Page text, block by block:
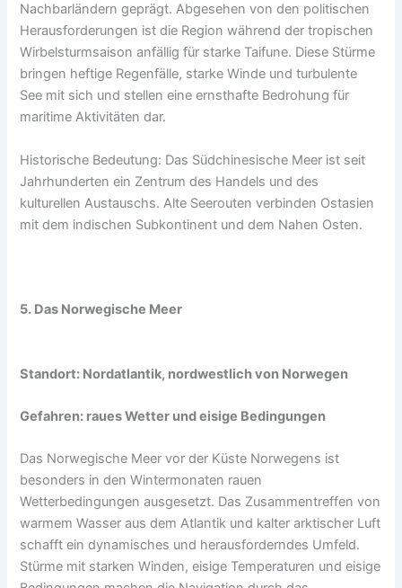
Nachbarländern geprägt. Abgesehen von den politischen
Herausforderungen ist die Region während der tropischen
Wirbelsturmsaison anfällig für starke Taifune. Diese Stürme
bringen heftige Regenfälle, starke Winde und turbulente
See mit sich und stellen eine ernsthafte Bedrohung für
maritime Aktivitäten dar.
Historische Bedeutung: Das Südchinesische Meer ist seit
Jahrhunderten ein Zentrum des Handels und des
kulturellen Austauschs. Alte Seerouten verbinden Ostasien
mit dem indischen Subkontinent und dem Nahen Osten.
5. Das Norwegische Meer
Standort: Nordatlantik, nordwestlich von Norwegen
Gefahren: raues Wetter und eisige Bedingungen
Das Norwegische Meer vor der Küste Norwegens ist
besonders in den Wintermonaten rauen
Wetterbedingungen ausgesetzt. Das Zusammentreffen von
warmem Wasser aus dem Atlantik und kalter arktischer Luft
schafft ein dynamisches und herausforderndes Umfeld.
Stürme mit starken Winden, eisige Temperaturen und eisige